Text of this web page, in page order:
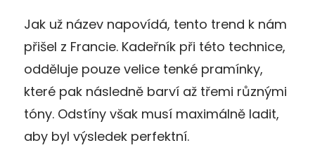
Jak už název napovídá, tento trend k nám
přišel z Francie. Kadeřník při této technice,
odděluje pouze velice tenké pramínky,
které pak následně barví až třemi různými
tóny. Odstíny však musí maximálně ladit,
aby byl výsledek perfektní.